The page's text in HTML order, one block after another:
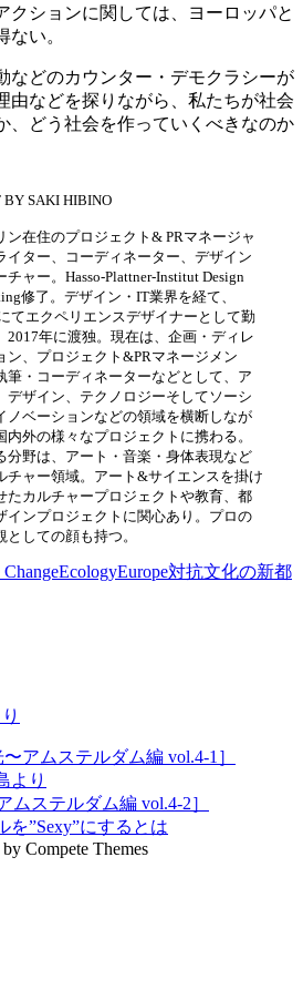
クションに関しては、ヨーロッパと
い。
などのカウンター・デモクラシーが
由などを探りながら、私たちが社会
、どう社会を作っていくべきなのか
BY SAKI HIBINO
ン在住のプロジェクト& PRマネージャ
イター、コーディネーター、デザイン
チャー。Hasso-Plattner-Institut Design
修了。デザイン・IT業界を経て、
てエクペリエンスデザイナーとして勤
2017年に渡独。現在は、企画・ディレ
ン、プロジェクト&PRマネージメン
筆・コーディネーターなどとして、ア
デザイン、テクノロジーそしてソーシ
ノベーションなどの領域を横断しなが
内外の様々なプロジェクトに携わる。
分野は、アート・音楽・身体表現など
チャー領域。アート&サイエンスを掛け
たカルチャープロジェクトや教育、都
インプロジェクトに関心あり。プロの
としての顔も持つ。
EcologyEurope対抗文化の新都
〜アムステルダム編 vol.4-1］
より
ムステルダム編 vol.4-2］
”Sexy”にするとは
by Compete Themes